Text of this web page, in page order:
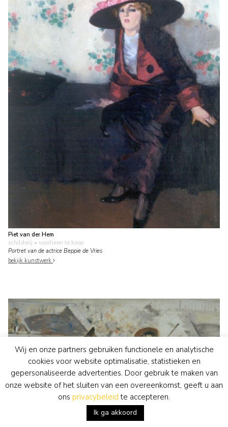
Piet van der Hem
schilderij • voorheen te koop
Portret van de actrice Beppie de Vries
bekijk kunstwerk
Wij en onze partners gebruiken functionele en analytische
cookies voor website optimalisatie, statistieken en
gepersonaliseerde advertenties. Door gebruik te maken van
onze website of het sluiten van een overeenkomst, geeft u aan
ons privacybeleid te accepteren.
Ik ga akkoord